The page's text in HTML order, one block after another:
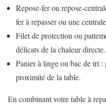
Repose-fer ou repose-
fer à repasser ou une
Filet de protection ou
délicats de la chaleur directe.
Panier à linge ou bac de tri :
proximité de la table.
En combinant votre table à